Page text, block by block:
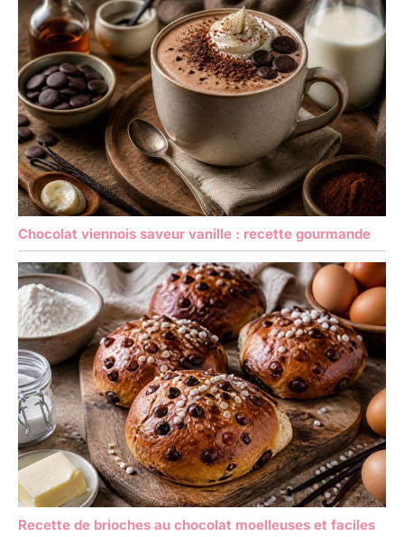
Chocolat viennois saveur vanille : recette gourmande
Recette de brioches au chocolat moelleuses et faciles